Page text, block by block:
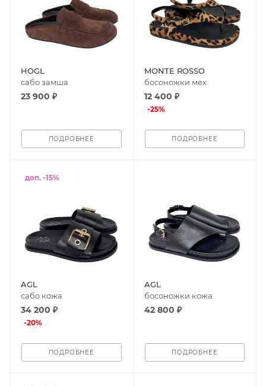
HOGL
сабо замша
23 900 ₽
ПОДРОБНЕЕ
MONTE ROSSO
босоножки мех
12 400 ₽
-25%
ПОДРОБНЕЕ
доп. -15%
AGL
сабо кожа
34 200 ₽
-20%
ПОДРОБНЕЕ
AGL
босоножки кожа
42 800 ₽
ПОДРОБНЕЕ